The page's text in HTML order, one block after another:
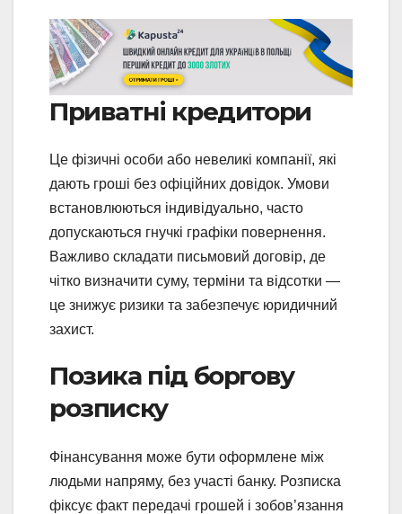
Приватні кредитори
Це фізичні особи або невеликі компанії, які
дають гроші без офіційних довідок. Умови
встановлюються індивідуально, часто
допускаються гнучкі графіки повернення.
Важливо складати письмовий договір, де
чітко визначити суму, терміни та відсотки —
це знижує ризики та забезпечує юридичний
захист.
Позика під боргову
розписку
Фінансування може бути оформлене між
людьми напряму, без участі банку. Розписка
фіксує факт передачі грошей і зобов’язання